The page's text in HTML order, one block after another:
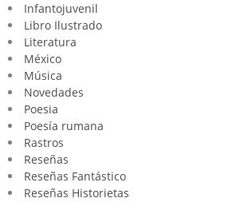
Infantojuvenil
Libro Ilustrado
Literatura
México
Música
Novedades
Poesia
Poesía rumana
Rastros
Reseñas
Reseñas Fantástico
Reseñas Historietas